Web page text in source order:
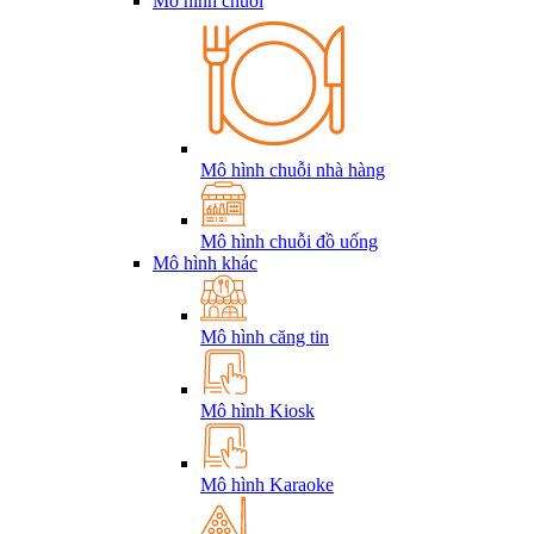
Mô hình chuỗi nhà hàng
Mô hình chuỗi đồ uống
Mô hình khác
Mô hình căng tin
Mô hình Kiosk
Mô hình Karaoke